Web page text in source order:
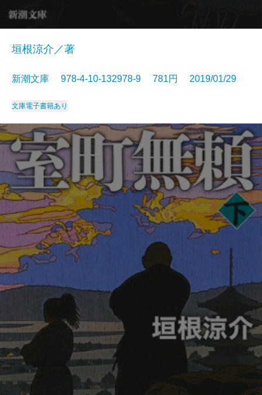
垣根涼介／著
新潮文庫 978-4-10-132978-9 781円 2019/01/29
文庫電子書籍あり